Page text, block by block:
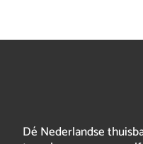
verzekeraar.
Dé Nederlandse